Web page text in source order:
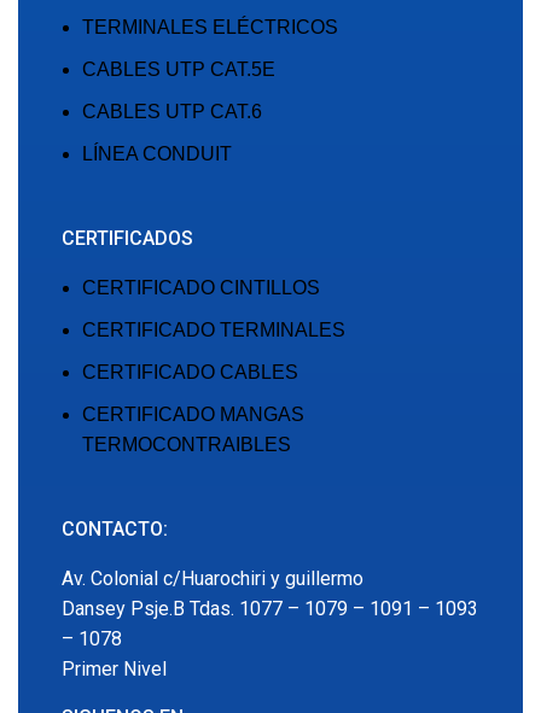
TERMINALES ELÉCTRICOS
CABLES UTP CAT.5E
CABLES UTP CAT.6
LÍNEA CONDUIT
CERTIFICADOS
CERTIFICADO CINTILLOS
CERTIFICADO TERMINALES
CERTIFICADO CABLES
CERTIFICADO MANGAS
TERMOCONTRAIBLES
CONTACTO:
Av. Colonial c/Huarochiri y guillermo
Dansey Psje.B Tdas. 1077 – 1079 – 1091 – 1093
– 1078
Primer Nivel